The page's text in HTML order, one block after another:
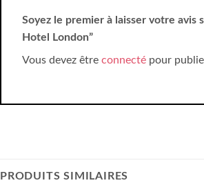
Soyez le premier à laisser votre avis
Hotel London”
Vous devez être connecté pour
PRODUITS SIMILAIRES